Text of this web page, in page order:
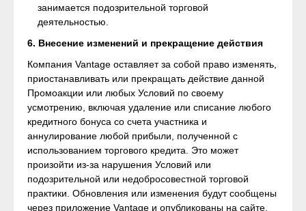
занимается подозрительной торговой
деятельностью.
6. Внесение изменений и прекращение действия
Компания Vantage оставляет за собой право изменять,
приостанавливать или прекращать действие данной
Промоакции или любых Условий по своему
усмотрению, включая удаление или списание любого
кредитного бонуса со счета участника и
аннулирование любой прибыли, полученной с
использованием торгового кредита. Это может
произойти из-за нарушения Условий или
подозрительной или недобросовестной торговой
практики. Обновления или изменения будут сообщены
через приложение Vantage и опубликованы на сайте.